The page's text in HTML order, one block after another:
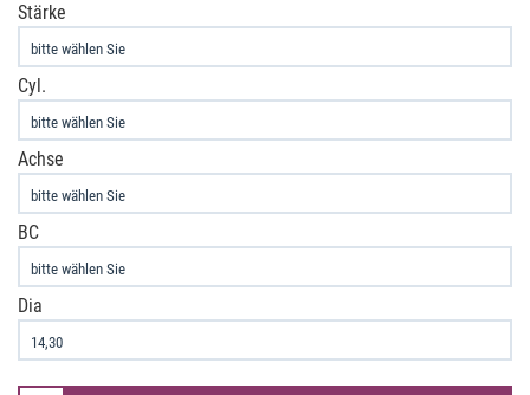
Stärke
Cyl.
Achse
BC
Dia